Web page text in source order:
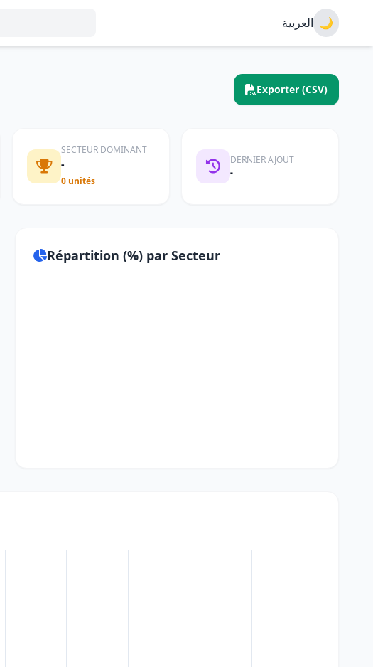
العربية 🌙
Exporter (CSV)
SECTEUR DOMINANT
-
0 unités
DERNIER AJOUT
-
Répartition (%) par Secteur